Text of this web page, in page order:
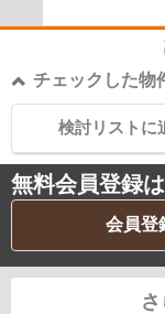
チェックした物
検討リストに
無料会員登録
会員登